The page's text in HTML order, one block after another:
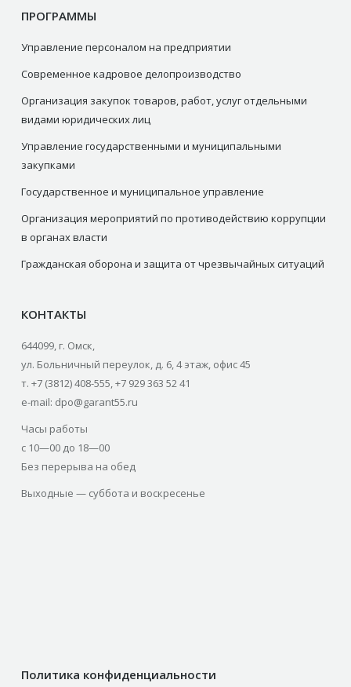
ПРОГРАММЫ
Управление персоналом на предприятии
Современное кадровое делопроизводство
Организация закупок товаров, работ, услуг отдельными
видами юридических лиц
Управление государственными и муниципальными
закупками
Государственное и муниципальное управление
Организация мероприятий по противодействию коррупции
в органах власти
Гражданская оборона и защита от чрезвычайных ситуаций
КОНТАКТЫ
644099, г. Омск,
ул. Больничный переулок, д. 6, 4 этаж, офис 45
т. +7 (3812) 408-555, +7 929 363 52 41
e-mail: dpo@garant55.ru
Часы работы
с 10—00 до 18—00
Без перерыва на обед
Выходные — суббота и воскресенье
Политика конфиденциальности